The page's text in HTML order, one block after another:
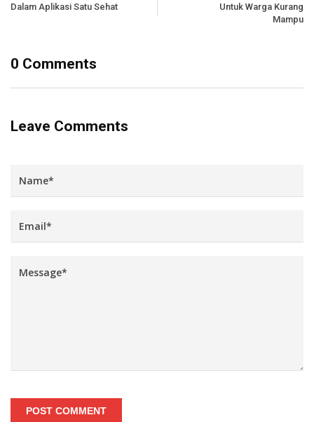
Dalam Aplikasi Satu Sehat
Untuk Warga Kurang
Mampu
0 Comments
Leave Comments
POST COMMENT